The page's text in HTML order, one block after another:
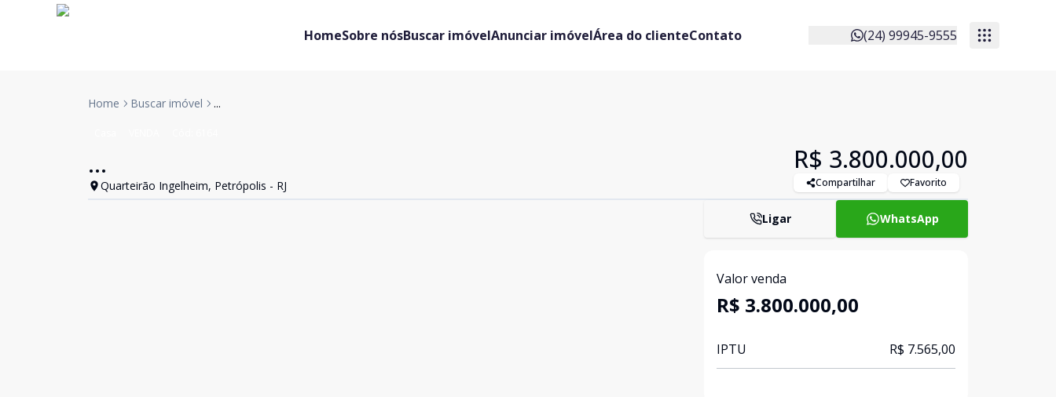
HomeSobre nósBuscar imóvelAnunciar imóvelÁrea do clienteContato (24) 99945-9555
Home Buscar imóvel ...
...
Quarteirão Ingelheim, Petrópolis - RJ
R$ 3.800.000,00
Compartilhar Favorito
Ligar WhatsApp
Valor venda
R$ 3.800.000,00
IPTU R$ 7.565,00